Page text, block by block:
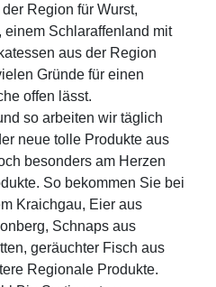
Region für Wurst,
einem Schlaraffenland mit
aus der Region
Gründe für einen
offen lässt.
so arbeiten wir täglich
neue tolle Produkte aus
besonders am Herzen
So bekommen Sie bei
Kraichgau, Eier aus
Schnaps aus
geräuchter Fisch aus
Regionale Produkte.